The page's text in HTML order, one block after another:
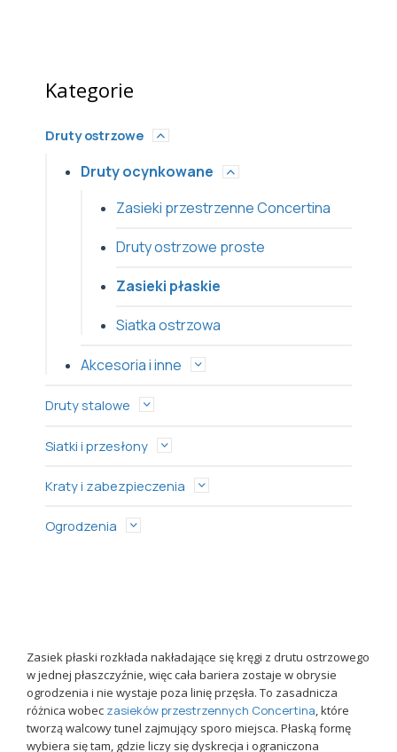
Kategorie
Druty ostrzowe
Druty ocynkowane
Zasieki przestrzenne Concertina
Druty ostrzowe proste
Zasieki płaskie
Siatka ostrzowa
Akcesoria i inne
Druty stalowe
Siatki i przesłony
Kraty i zabezpieczenia
Ogrodzenia
Zasiek płaski rozkłada nakładające się kręgi z drutu ostrzowego
w jednej płaszczyźnie, więc cała bariera zostaje w obrysie
ogrodzenia i nie wystaje poza linię przęsła. To zasadnicza
różnica wobec zasieków przestrzennych Concertina, które
tworzą walcowy tunel zajmujący sporo miejsca. Płaską formę
wybiera się tam, gdzie liczy się dyskrecja i ograniczona